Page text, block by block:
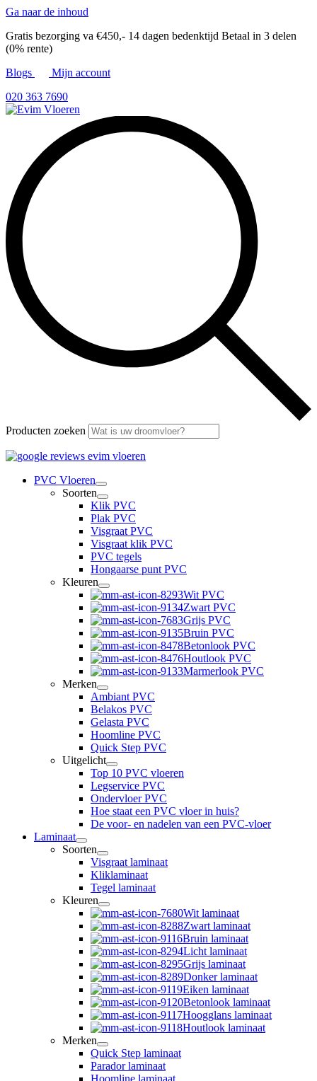
Ga naar de inhoud
Gratis bezorging va €450,- 14 dagen bedenktijd Betaal in 3 delen
(0% rente)
Blogs
Mijn account
020 363 7690
Producten zoeken
PVC Vloeren
Soorten
Klik PVC
Plak PVC
Visgraat PVC
Visgraat klik PVC
PVC tegels
Hongaarse punt PVC
Kleuren
Wit PVC
Zwart PVC
Grijs PVC
Bruin PVC
Betonlook PVC
Houtlook PVC
Marmerlook PVC
Merken
Ambiant PVC
Belakos PVC
Gelasta PVC
Hoomline PVC
Quick Step PVC
Uitgelicht
Top 10 PVC vloeren
Legservice PVC
Ondervloer PVC
Hoe staat een PVC vloer in huis?
De voor- en nadelen van een PVC-vloer
Laminaat
Soorten
Visgraat laminaat
Kliklaminaat
Tegel laminaat
Kleuren
Wit laminaat
Zwart laminaat
Bruin laminaat
Licht laminaat
Grijs laminaat
Donker laminaat
Eiken laminaat
Betonlook laminaat
Hoogglans laminaat
Houtlook laminaat
Merken
Quick Step laminaat
Parador laminaat
Hoomline laminaat